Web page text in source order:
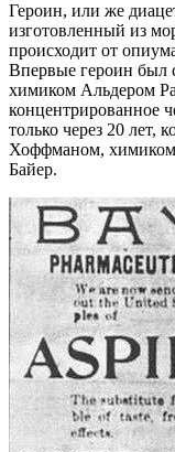
Героин, или же
изготовленный из
происходит от
Впервые героин был
химиком Альдером
концентрированное
только через 20 лет,
Хоффманом,
Байер.